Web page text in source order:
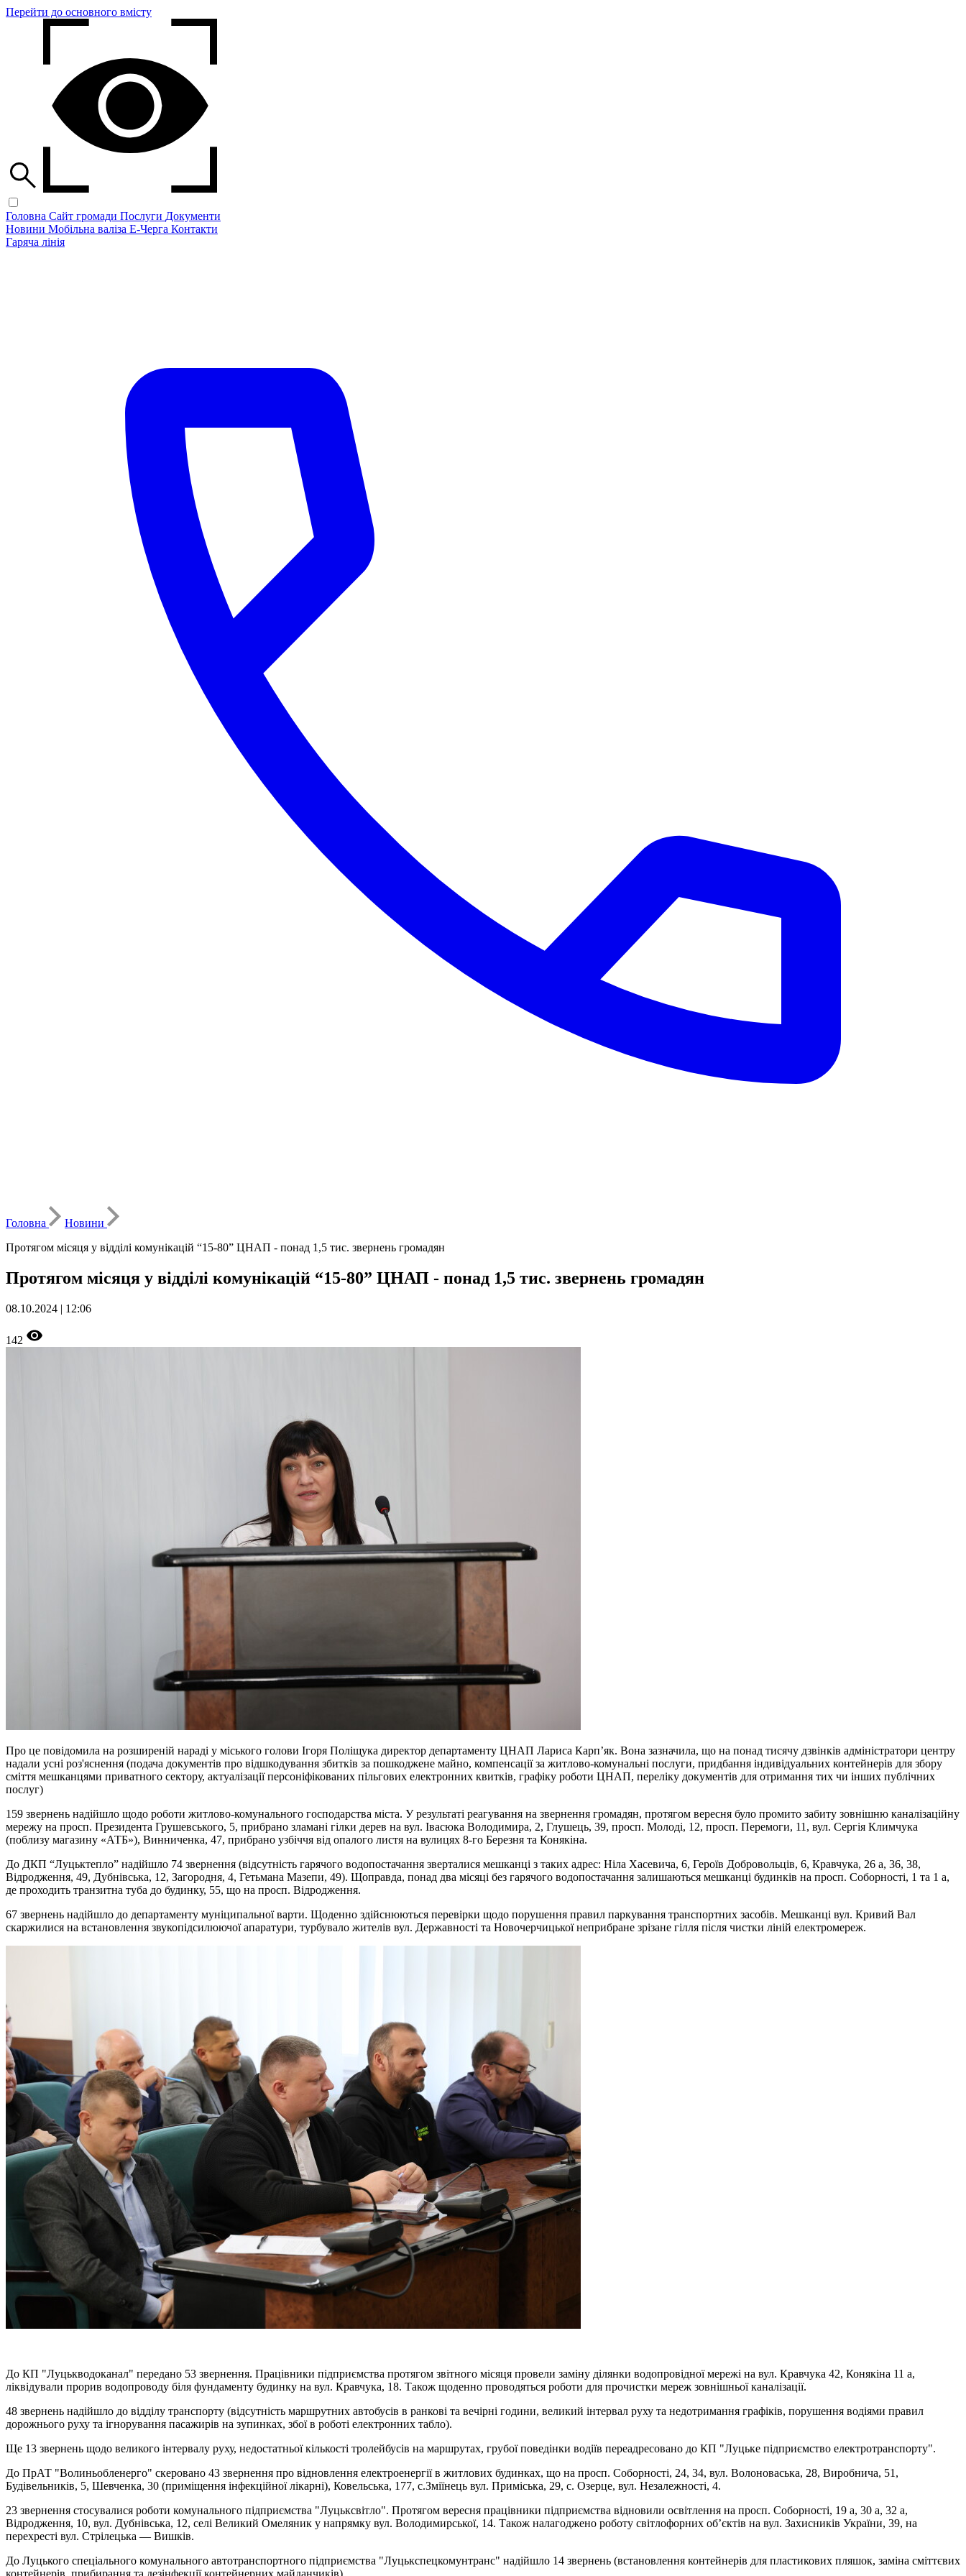
Перейти до основного вмісту
Головна Сайт громади Послуги Документи
Новини Мобільна валіза Е-Черга Контакти
Гаряча лінія
Головна
Новини
Протягом місяця у відділі комунікацій “15-80” ЦНАП - понад 1,5 тис. звернень громадян
Протягом місяця у відділі комунікацій “15-80” ЦНАП - понад 1,5 тис. звернень громадян
08.10.2024 | 12:06
142
Про це повідомила на розширеній нараді у міського голови Ігоря Поліщука директор департаменту ЦНАП Лариса Карп’як. Вона зазначила, що на понад тисячу дзвінків адміністратори центру
надали усні роз'яснення (подача документів про відшкодування збитків за пошкоджене майно, компенсації за житлово-комунальні послуги, придбання індивідуальних контейнерів для збору
сміття мешканцями приватного сектору, актуалізації персоніфікованих пільгових електронних квитків, графіку роботи ЦНАП, переліку документів для отримання тих чи інших публічних
послуг)
159 звернень надійшло щодо роботи житлово-комунального господарства міста. У результаті реагування на звернення громадян, протягом вересня було промито забиту зовнішню каналізаційну
мережу на просп. Президента Грушевського, 5, прибрано зламані гілки дерев на вул. Івасюка Володимира, 2, Глушець, 39, просп. Молоді, 12, просп. Перемоги, 11, вул. Сергія Климчука
(поблизу магазину «АТБ»), Винниченка, 47, прибрано узбіччя від опалого листя на вулицях 8-го Березня та Конякіна.
До ДКП “Луцьктепло” надійшло 74 звернення (відсутність гарячого водопостачання зверталися мешканці з таких адрес: Ніла Хасевича, 6, Героїв Добровольців, 6, Кравчука, 26 а, 36, 38,
Відродження, 49, Дубнівська, 12, Загородня, 4, Гетьмана Мазепи, 49). Щоправда, понад два місяці без гарячого водопостачання залишаються мешканці будинків на просп. Соборності, 1 та 1 а,
де проходить транзитна туба до будинку, 55, що на просп. Відродження.
67 звернень надійшло до департаменту муніципальної варти. Щоденно здійснюються перевірки щодо порушення правил паркування транспортних засобів. Мешканці вул. Кривий Вал
скаржилися на встановлення звукопідсилюючої апаратури, турбувало жителів вул. Державності та Новочерчицької неприбране зрізане гілля після чистки ліній електромереж.
До КП "Луцькводоканал" передано 53 звернення. Працівники підприємства протягом звітного місяця провели заміну ділянки водопровідної мережі на вул. Кравчука 42, Конякіна 11 а,
ліквідували прорив водопроводу біля фундаменту будинку на вул. Кравчука, 18. Також щоденно проводяться роботи для прочистки мереж зовнішньої каналізації.
48 звернень надійшло до відділу транспорту (відсутність маршрутних автобусів в ранкові та вечірні години, великий інтервал руху та недотримання графіків, порушення водіями правил
дорожнього руху та ігнорування пасажирів на зупинках, збої в роботі електронних табло).
Ще 13 звернень щодо великого інтервалу руху, недостатньої кількості тролейбусів на маршрутах, грубої поведінки водіїв переадресовано до КП "Луцьке підприємство електротранспорту".
До ПрАТ "Волиньобленерго" скеровано 43 звернення про відновлення електроенергії в житлових будинках, що на просп. Соборності, 24, 34, вул. Волоноваська, 28, Виробнича, 51,
Будівельників, 5, Шевченка, 30 (приміщення інфекційної лікарні), Ковельська, 177, с.Зміїнець вул. Приміська, 29, с. Озерце, вул. Незалежності, 4.
23 звернення стосувалися роботи комунального підприємства "Луцьксвітло". Протягом вересня працівники підприємства відновили освітлення на просп. Соборності, 19 а, 30 а, 32 а,
Відродження, 10, вул. Дубнівська, 12, селі Великий Омеляник у напрямку вул. Володимирської, 14. Також налагоджено роботу світлофорних об’єктів на вул. Захисників України, 39, на
перехресті вул. Стрілецька — Вишків.
До Луцького спеціального комунального автотранспортного підприємства "Луцькспецкомунтранс" надійшло 14 звернень (встановлення контейнерів для пластикових пляшок, заміна сміттєвих